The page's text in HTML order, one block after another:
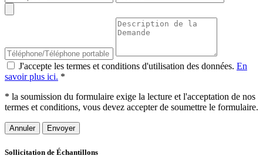
J'accepte les termes et conditions d'utilisation des données. En
savoir plus ici. *
* la soumission du formulaire exige la lecture et l'acceptation de nos
termes et conditions, vous devez accepter de soumettre le formulaire.
Annuler
Sollicitation de Échantillons